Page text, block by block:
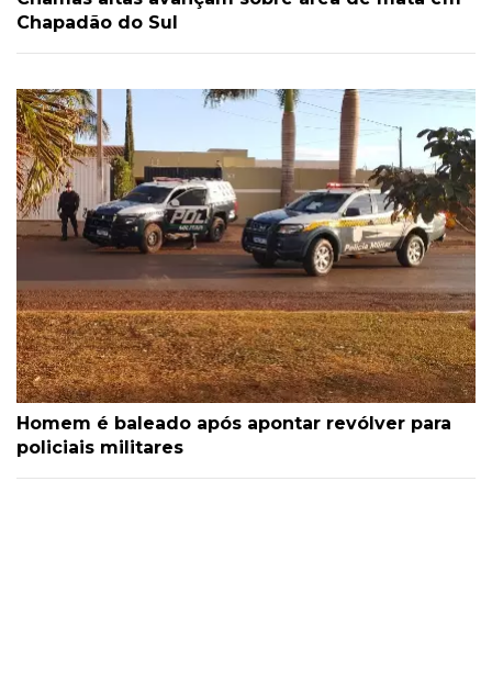
Chapadão do Sul
Homem é baleado após apontar revólver para
policiais militares